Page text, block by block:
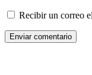
Recibir un correo